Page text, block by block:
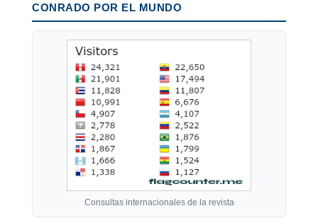
CONRADO POR EL MUNDO
Consultas internacionales de la revista